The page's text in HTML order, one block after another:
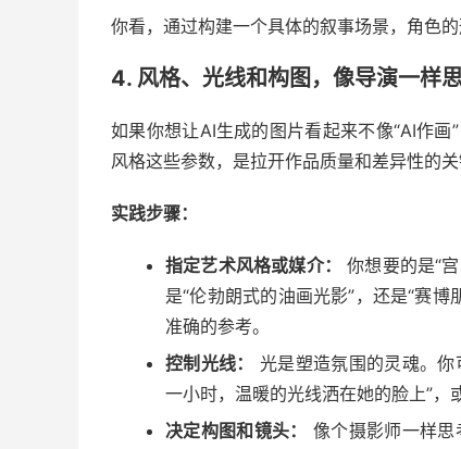
你看，通过构建一个具体的叙事场景，角色
4. 风格、光线和构图，像导演一样
如果你想让AI生成的图片看起来不像“AI作
风格这些参数，是拉开作品质量和差异性的关
实践步骤：
指定艺术风格或媒介：
你想要的是“
是“伦勃朗式的油画光影”，还是“赛
准确的参考。
控制光线：
光是塑造氛围的灵魂。你
一小时，温暖的光线洒在她的脸上”，
决定构图和镜头：
像个摄影师一样思